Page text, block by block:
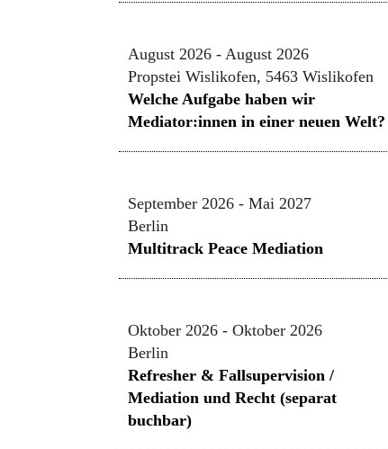
August 2026 - August 2026
Propstei Wislikofen, 5463 Wislikofen
Welche Aufgabe haben wir
Mediator:innen in einer neuen Welt?
September 2026 - Mai 2027
Berlin
Multitrack Peace Mediation
Oktober 2026 - Oktober 2026
Berlin
Refresher & Fallsupervision /
Mediation und Recht (separat
buchbar)